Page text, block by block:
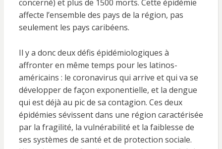
concerné) et plus de 1500 morts. Cette épidémie
affecte l’ensemble des pays de la région, pas
seulement les pays caribéens.
Il y a donc deux défis épidémiologiques à
affronter en même temps pour les latinos-
américains : le coronavirus qui arrive et qui va se
développer de façon exponentielle, et la dengue
qui est déjà au pic de sa contagion. Ces deux
épidémies sévissent dans une région caractérisée
par la fragilité, la vulnérabilité et la faiblesse de
ses systèmes de santé et de protection sociale.